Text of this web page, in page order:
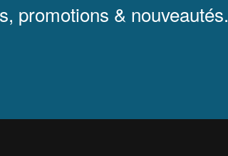
promotions & nouveautés.